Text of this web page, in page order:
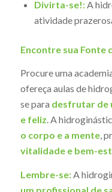
Divirta-se!:A
atividade
Encontre sua Fonte
Procure uma
ofereça aulas de
se para desfrutar de
e feliz. A
o corpo e a mente,
vitalidade e bem-
Lembre-se:A